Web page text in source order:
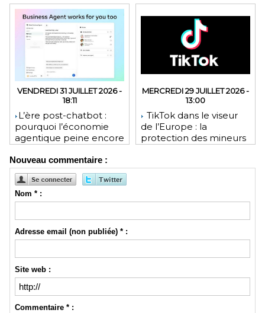
VENDREDI 31 JUILLET 2026 -
18:11
​L’ère post-chatbot :
pourquoi l’économie
agentique peine encore
financières
MERCREDI 29 JUILLET 2026 -
13:00
TikTok dans le viseur
de l’Europe : la
protection des mineurs
Nouveau commentaire :
Nom * :
Adresse email (non publiée) * :
Site web :
Commentaire * :